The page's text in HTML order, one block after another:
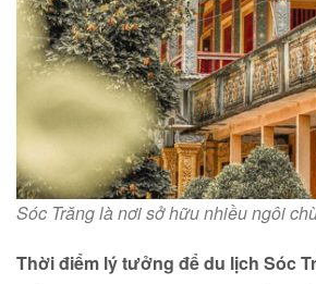
Sóc Trăng là nơi sở hữu nhiều ngôi
Thời điểm lý tưởng để du lịch Sóc